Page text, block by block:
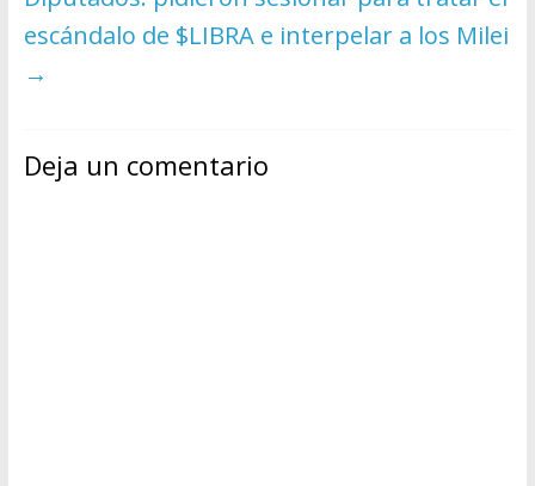
escándalo de $LIBRA e interpelar a los Milei
→
Deja un comentario